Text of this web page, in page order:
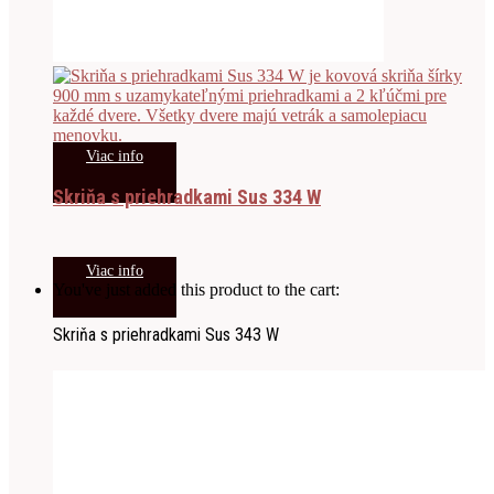
Viac info
Skriňa s priehradkami Sus 334 W
Viac info
You've just added this product to the cart:
Skriňa s priehradkami Sus 343 W